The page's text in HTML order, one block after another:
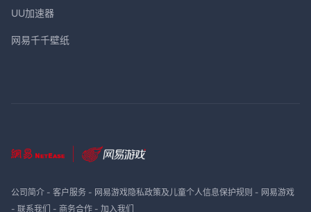
UU加速器
网易千千壁纸
公司简介- 客户服务- 网易游戏隐私政策及儿童个人信息保护规则 - 网易游戏
- 联系我们 - 商务合作- 加入我们